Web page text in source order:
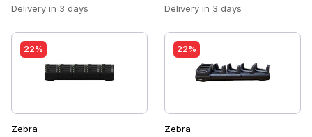
Delivery in 3 days Delivery in 3 days
22%
Zebra
22%
Zebra